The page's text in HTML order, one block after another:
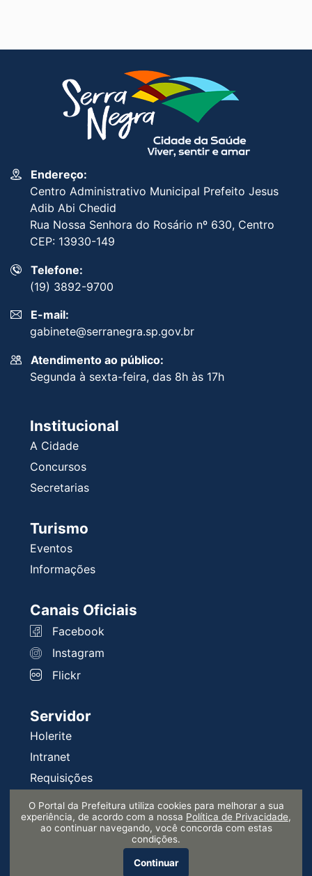
Endereço:
Centro Administrativo Municipal Prefeito Jesus
Adib Abi Chedid
Rua Nossa Senhora do Rosário nº 630, Centro
CEP: 13930-149
Telefone:
(19) 3892-9700
E-mail:
gabinete@serranegra.sp.gov.br
Atendimento ao público:
Segunda à sexta-feira, das 8h às 17h
Institucional
A Cidade
Concursos
Secretarias
Turismo
Eventos
Informações
Canais Oficiais
Facebook
Instagram
Flickr
Servidor
Holerite
Intranet
Requisições
O Portal da Prefeitura utiliza cookies para melhorar a sua
experiência, de acordo com a nossa Política de Privacidade,
ao continuar navegando, você concorda com estas
condições.
Continuar